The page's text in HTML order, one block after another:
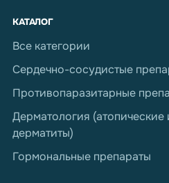
КАТАЛОГ
Все категории
Сердечно-сосудистые
Противопаразитарные
Дерматология (атопические
дерматиты)
Гормональные препараты